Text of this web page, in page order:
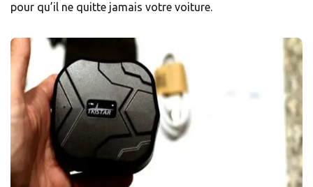
pour qu’il ne quitte jamais votre voiture.